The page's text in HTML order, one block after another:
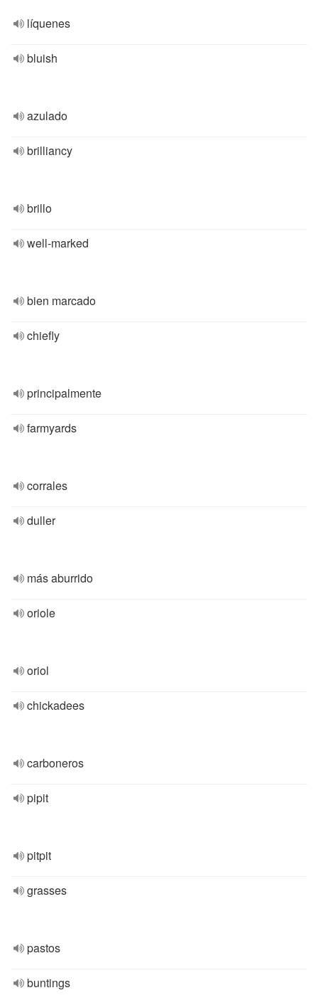
líquenes
bluish
azulado
brilliancy
brillo
well-marked
bien marcado
chiefly
principalmente
farmyards
corrales
duller
más aburrido
oriole
oriol
chickadees
carboneros
pipit
pitpit
grasses
pastos
buntings